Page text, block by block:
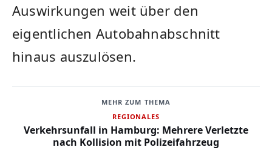
Auswirkungen weit über den
eigentlichen Autobahnabschnitt
hinaus auszulösen.
MEHR ZUM THEMA
REGIONALES
Verkehrsunfall in Hamburg: Mehrere Verletzte
nach Kollision mit Polizeifahrzeug